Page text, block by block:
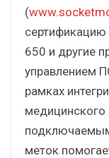
(
650 и другие
управлением
рамках
медицинского
меток